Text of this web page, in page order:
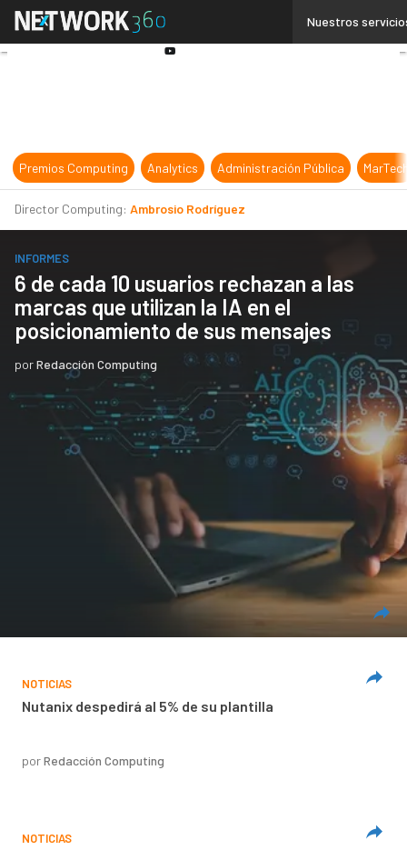
Nuestros
Premios Computing Analytics Administración Pública
Director Computing: Ambrosio Rodríguez
INFORMES
6 de cada 10 usuarios rechazan a las
marcas que utilizan la IA en el
posicionamiento de sus mensajes
porRedacción Computing
NOTICIAS
Nutanix despedirá al 5% de su plantilla
porRedacción Computing
NOTICIAS